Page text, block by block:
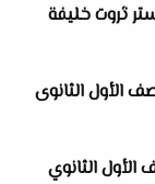
اولى ثانوي الترم الاول 2022 مستر ثروت خليفة
الأول الثانوى
الأول الثانوي